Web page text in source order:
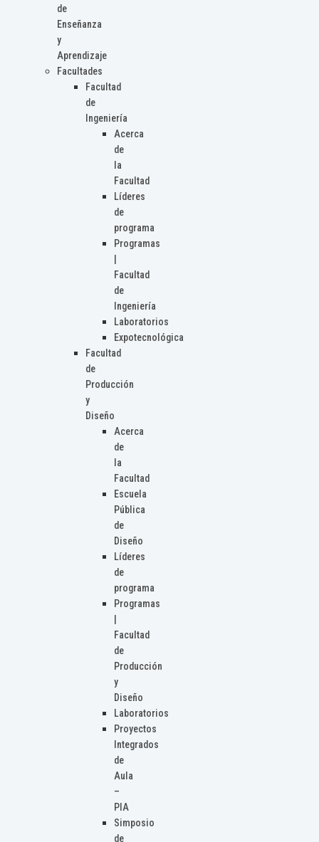
de
Enseñanza
y
Aprendizaje
Facultades
Facultad
de
Ingeniería
Acerca
de
la
Facultad
Líderes
de
programa
Programas
Facultad
de
Ingeniería
Laboratorios
Expotecnológica
Facultad
de
Producción
y
Diseño
Acerca
de
la
Facultad
Escuela
Pública
de
Diseño
Líderes
de
programa
Programas
Facultad
de
Producción
y
Diseño
Laboratorios
Proyectos
Integrados
de
Aula
–
PIA
Simposio
de